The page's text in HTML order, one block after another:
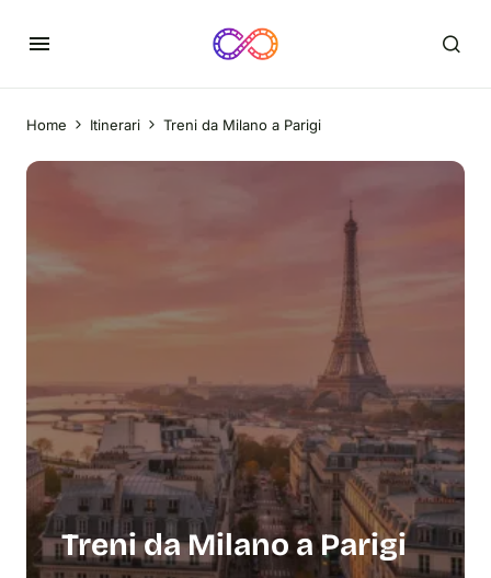
Home Itinerari Treni da Milano a Parigi
Treni da Milano a Parigi